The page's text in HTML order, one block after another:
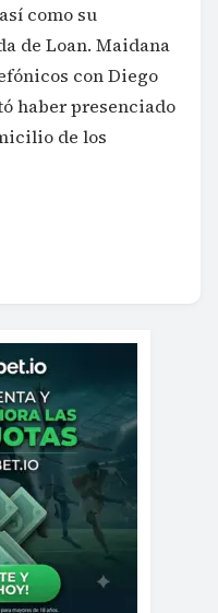
como su
de Loan. Maidana
con Diego
haber presenciado
de los